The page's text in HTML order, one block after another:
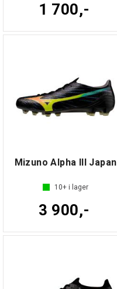
1 700,-
Mizuno Alpha III Japan
10+ i lager
3 900,-